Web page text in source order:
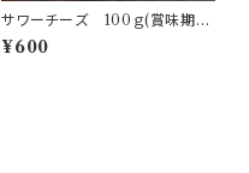
サワーチーズ 100ｇ(賞味期
限：発送から１ヶ月半）
¥600